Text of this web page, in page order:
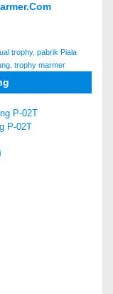
trophy,pabrik Piala
,trophy marmer
P-02T